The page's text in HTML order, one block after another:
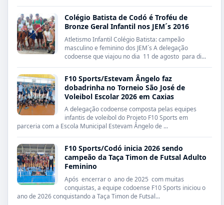
Colégio Batista de Codó é Troféu de
Bronze Geral Infantil nos JEM´s 2016
Atletismo Infantil Colégio Batista: campeão
masculino e feminino dos JEM´s A delegação
codoense que viajou no dia 11 de agosto para di...
F10 Sports/Estevam Ângelo faz
dobadrinha no Torneio São José de
Voleibol Escolar 2026 em Caxias
A delegação codoense composta pelas equipes
infantis de voleibol do Projeto F10 Sports em
parceria com a Escola Municipal Estevam Ângelo de ...
F10 Sports/Codó inicia 2026 sendo
campeão da Taça Timon de Futsal Adulto
Feminino
Após encerrar o ano de 2025 com muitas
conquistas, a equipe codoense F10 Sports iniciou o
ano de 2026 conquistando a Taça Timon de Futsal...